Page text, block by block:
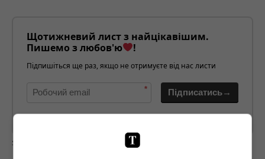
Щотижневий лист з найцікавішим.
Пишемо з любов'ю
!
Підпишіться ще раз, якщо не отримуєте від нас листи
* Підписатись→
загрузка...